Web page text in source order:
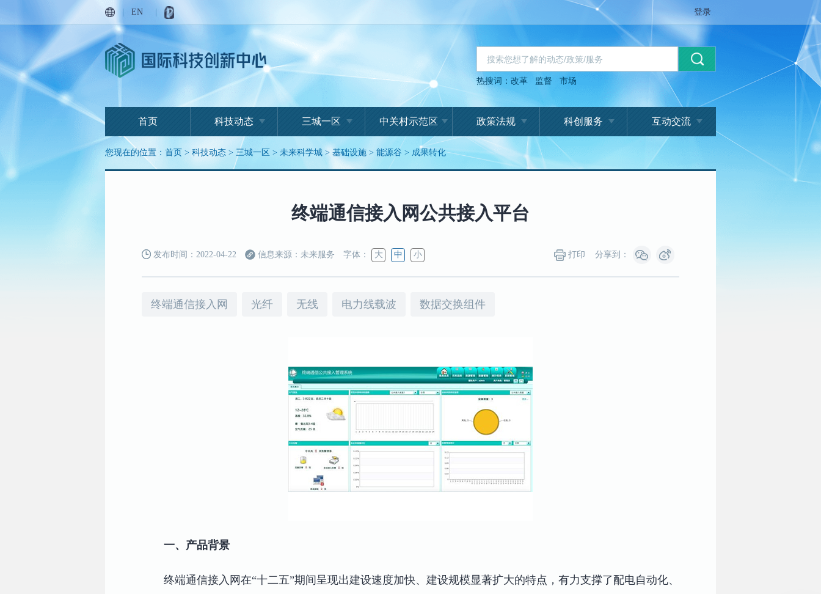
EN 登录
热搜词：改革 监督 市场
首页 科技动态 三城一区 中关村示范区 政策法规 科创服务 互动交流
您现在的位置： 首页 > 科技动态 > 三城一区 > 未来科学城 > 基础设施 > 能源谷 > 成果转化
终端通信接入网公共接入平台
发布时间：2022-04-22 信息来源：未来服务 字体： 大 中 小 打印 分享到：
终端通信接入网 光纤 无线 电力线载波 数据交换组件
一、产品背景
终端通信接入网在“十二五”期间呈现出建设速度加快、建设规模显著扩大的特点，有力支撑了配电自动化、